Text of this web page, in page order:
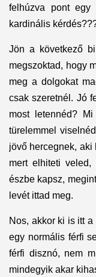
felhúzva pont egy
kardinális
Jön a következő
megszoktad, hogy
meg a dolgokat
csak szeretnél. Jó
most letennéd?
türelemmel
jövő hercegnek, aki
mert elhiteti
észbe kapsz,
levét ittad meg.
Nos, akkor ki is itt
egy normális férfi
férfi disznó, nem
mindegyik akar